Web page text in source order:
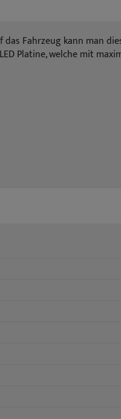
Fahrzeug kann man
Platine, welche mit